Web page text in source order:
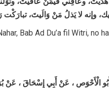
Bab Ad Du’a fil Witri, no
‌أَبُو الْأَحْوَصِ ، عَنْ ‌أَبِي إِسْحَاقَ